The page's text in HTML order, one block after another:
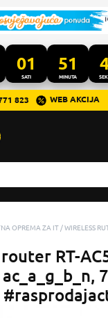
01
SATI
51
MINUTA
823 WEB AKCIJA
OPREMA ZA IT WIRELESS
RT-